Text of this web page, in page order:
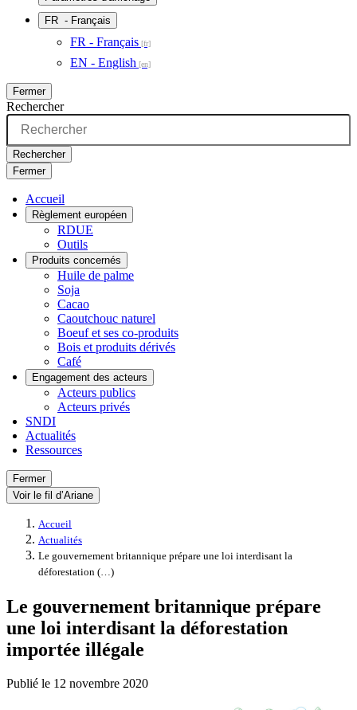
FR - Français
FR - Français
EN - English
Fermer
Rechercher
Rechercher
Fermer
Accueil
Règlement européen
RDUE
Outils
Produits concernés
Huile de palme
Soja
Cacao
Caoutchouc naturel
Boeuf et ses co-produits
Bois et produits dérivés
Café
Engagement des acteurs
Acteurs publics
Acteurs privés
SNDI
Actualités
Ressources
Fermer
Voir le fil d’Ariane
Accueil
Actualités
Le gouvernement britannique prépare une loi interdisant la
déforestation (…)
Le gouvernement britannique prépare
une loi interdisant la déforestation
importée illégale
Publié le 12 novembre 2020